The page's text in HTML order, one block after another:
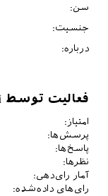
سن:
جنسیت:
درباره:
فعالیت توسط Parisa Naderi
امتیاز:
پرسش‌ها:
پاسخ‌ها:
نظرها:
آمار رای‌دهی:
رای‌های داده‌شده: